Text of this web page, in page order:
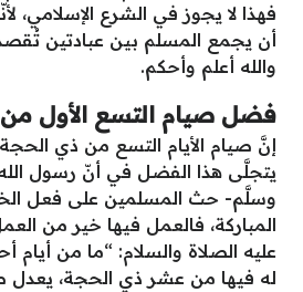
فهذا لا يجوز في الشرع الإسلامي،
أن يجمع المسلم بين عبادتين تُقصد
والله أعلم وأحكم.
فضل صيام التسع الأول
إنَّ صيام الأيام التسع من ذي
يتجلَّى هذا الفضل في أنّ رسول
وسلَّم- حث المسلمين على فعل
المباركة، فالعمل فيها خير من
عليه الصلاة والسلام: “ما من أيام
له فيها من عشر ذي الحجة، يعدل